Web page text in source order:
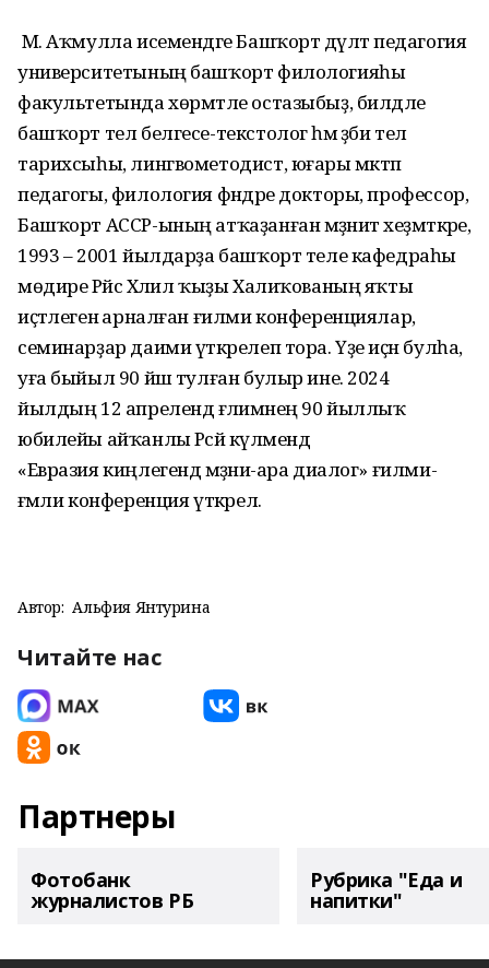
М. Аҡмулла исемендәге Башҡорт дәүләт педагогия
университетының башҡорт филологияһы
факультетында хөрмәтле остазыбыҙ, билдәле
башҡорт тел белгесе-текстолог һәм әҙәби тел
тарихсыһы, лингвометодист, юғары мәктәп
педагогы, филология фәндәре докторы, профессор,
Башҡорт АССР-ының атҡаҙанған мәҙәниәт хеҙмәткәре,
1993 – 2001 йылдарҙа башҡорт теле кафедраһы
мөдире Рәйсә Хәлил ҡыҙы Халиҡованың яҡты
иҫтәлегенә арналған ғилми конференциялар,
семинарҙар даими үткәрелеп тора. Үҙе иҫән булһа,
уға быйыл 90 йәш тулған булыр ине. 2024
йылдың 12 апрелендә ғәлимәнең 90 йыллыҡ
юбилейы айҡанлы Рәсәй күләмендә
«Евразия киңлегендә мәҙәни-ара диалог» ғилми-
ғәмәли конференция үткәрелә.
Автор: Альфия Янтурина
Читайте нас
Партнеры
Фотобанк
журналистов РБ
Рубрика "Еда и
напитки"